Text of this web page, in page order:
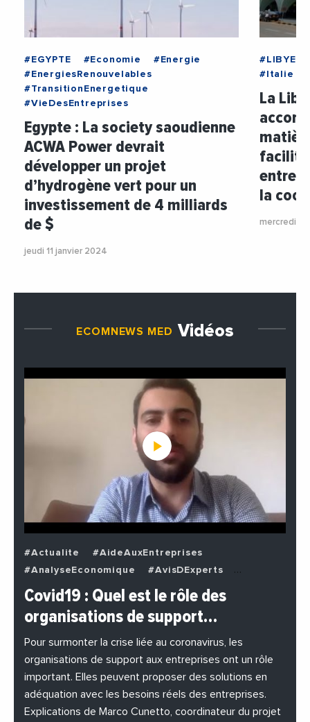
#EGYPTE #Economie
#Energie
#EnergiesRenouvelables
#TransitionEnergetique
#VieDesEntreprises
Egypte : La society saoudienne
ACWA Power devrait
développer un projet
d’hydrogène vert pour un
investissement de 4 milliards
de $
jeudi 11 janvier 2024
#LIBYE
#Italie
La
entre
la
mercredi
ECOMNEWS MED Vidéos
#Actualite
#AideAuxEntreprises
#AnalyseEconomique
#AvisDExperts
#BuzzNews
#Decideurs
#EchangesMediterraneens
#Economie
#EnDirectDe
#Entreprises
#Institutions
#PhotosEtVideos
Covid19 : Quel est le rôle des
organisations de support…
Pour surmonter la crise liée au coronavirus, les
organisations de support aux entreprises ont un rôle
important. Elles peuvent proposer des solutions en
adéquation avec les besoins réels des entreprises.
Explications de Marco Cunetto, coordinateur du projet